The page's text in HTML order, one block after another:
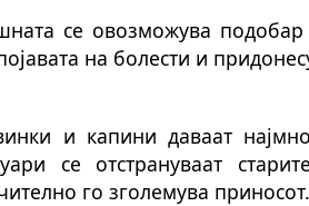
се овозможува подобар
на болести и
и капини даваат
се отстрануваат
го зголемува приносот.